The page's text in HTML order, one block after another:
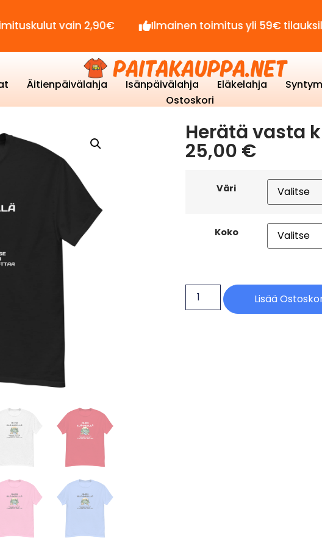
vain 2,90€ Ilmainen toimitus yli 59€ tilauksille!
Äitienpäivälahja Isänpäivälahja Eläkelahja
Ostoskori
Herätä vasta
25,00 €
Väri
Koko
Lisää